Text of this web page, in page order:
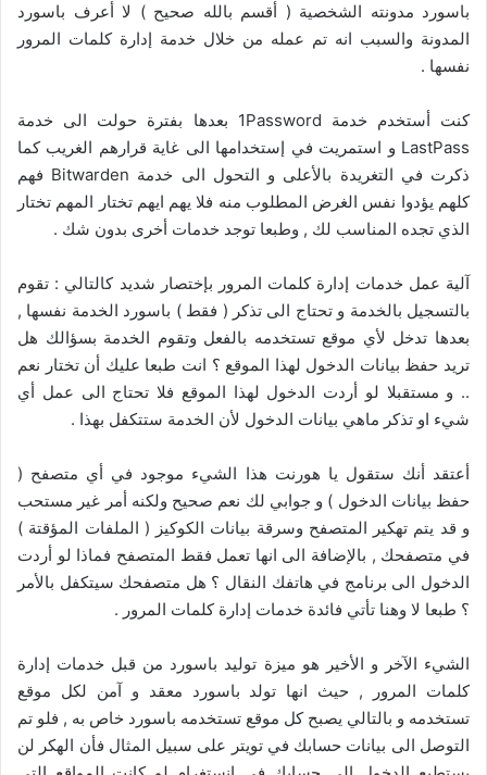
باسورد مدونته الشخصية ( أقسم بالله صحيح ) لا أعرف باسورد
المدونة والسبب انه تم عمله من خلال خدمة إدارة كلمات المرور
نفسها .
كنت أستخدم خدمة 1Password بعدها بفترة حولت الى خدمة
LastPass و استمريت في إستخدامها الى غاية قرارهم الغريب كما
ذكرت في التغريدة بالأعلى و التحول الى خدمة Bitwarden فهم
كلهم يؤدوا نفس الغرض المطلوب منه فلا يهم ايهم تختار المهم تختار
الذي تجده المناسب لك , وطبعا توجد خدمات أخرى بدون شك .
آلية عمل خدمات إدارة كلمات المرور بإختصار شديد كالتالي : تقوم
بالتسجيل بالخدمة و تحتاج الى تذكر ( فقط ) باسورد الخدمة نفسها ,
بعدها تدخل لأي موقع تستخدمه بالفعل وتقوم الخدمة بسؤالك هل
تريد حفظ بيانات الدخول لهذا الموقع ؟ انت طبعا عليك أن تختار نعم
.. و مستقبلا لو أردت الدخول لهذا الموقع فلا تحتاج الى عمل أي
شيء او تذكر ماهي بيانات الدخول لأن الخدمة ستتكفل بهذا .
أعتقد أنك ستقول يا هورنت هذا الشيء موجود في أي متصفح (
حفظ بيانات الدخول ) و جوابي لك نعم صحيح ولكنه أمر غير مستحب
و قد يتم تهكير المتصفح وسرقة بيانات الكوكيز ( الملفات المؤقتة )
في متصفحك , بالإضافة الى انها تعمل فقط المتصفح فماذا لو أردت
الدخول الى برنامج في هاتفك النقال ؟ هل متصفحك سيتكفل بالأمر
؟ طبعا لا وهنا تأتي فائدة خدمات إدارة كلمات المرور .
الشيء الآخر و الأخير هو ميزة توليد باسورد من قبل خدمات إدارة
كلمات المرور , حيث انها تولد باسورد معقد و آمن لكل موقع
تستخدمه و بالتالي يصبح كل موقع تستخدمه باسورد خاص به , فلو تم
التوصل الى بيانات حسابك في تويتر على سبيل المثال فأن الهكر لن